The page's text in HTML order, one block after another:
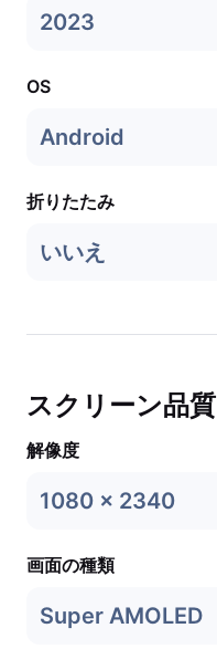
2023
OS
Android
折りたたみ
いいえ
スクリーン品質
解像度
1080 x 2340
画面の種類
Super AMOLED